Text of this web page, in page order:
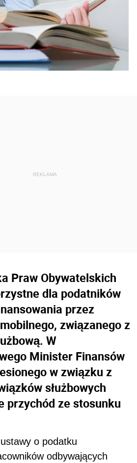
Praw Obywatelskich
dla podatników
przez
związanego z
W
Minister Finansów
w związku z
służbowych
przychód ze stosunku
o podatku
odbywających